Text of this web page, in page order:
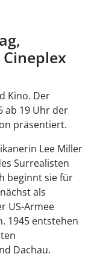
Kino. Der
ab 19 Uhr der
präsentiert.
Lee Miller
Surrealisten
beginnt sie für
als
US-Armee
1945 entstehen
Dachau.